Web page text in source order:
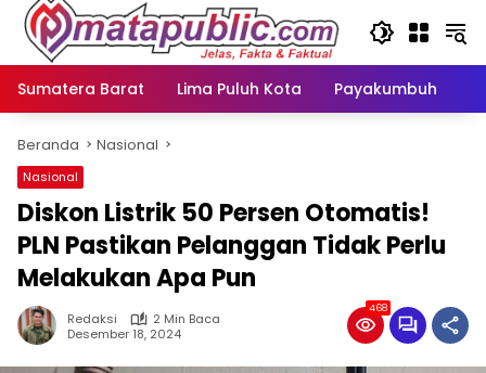
Langsung
konten
Sumatera Barat
Lima Puluh Kota Payakumbuh
Beranda Nasional
Nasional
Diskon Listrik 50 Persen Otomatis!
PLN Pastikan Pelanggan Tidak Perlu
Melakukan Apa Pun
Redaksi
2 Min Baca
Desember 18, 2024
468